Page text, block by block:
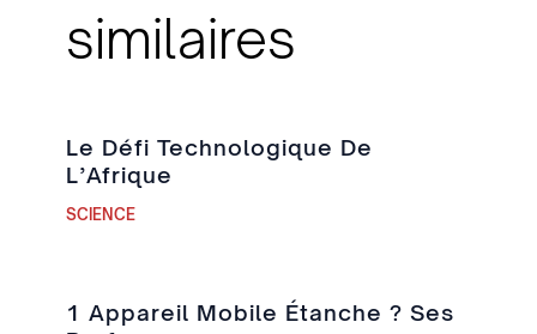
similaires
Le Défi Technologique De
L’Afrique
SCIENCE
1 Appareil Mobile Étanche ? Ses